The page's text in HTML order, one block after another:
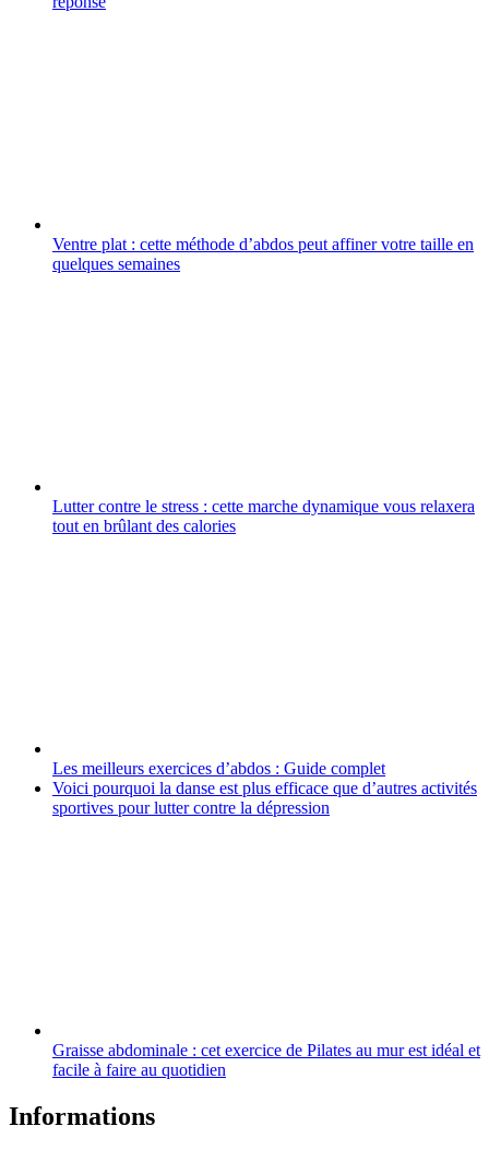
Ventre plat : cette méthode d’abdos peut affiner votre taille en
quelques semaines
Lutter contre le stress : cette marche dynamique vous relaxera
tout en brûlant des calories
Les meilleurs exercices d’abdos : Guide complet
Voici pourquoi la danse est plus efficace que d’autres activités
sportives pour lutter contre la dépression
Graisse abdominale : cet exercice de Pilates au mur est idéal et
facile à faire au quotidien
Informations